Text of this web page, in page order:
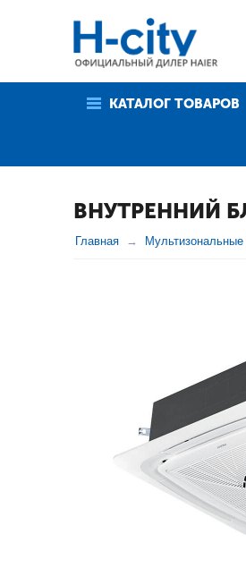
КАТАЛОГ ТОВАРОВ
ВНУТРЕННИЙ
Главная